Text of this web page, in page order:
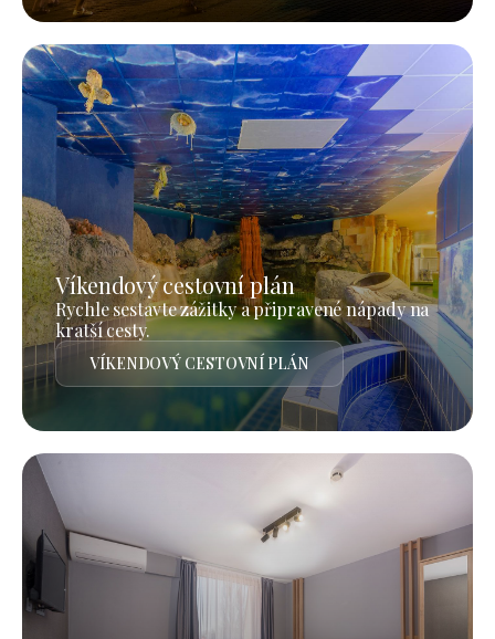
Víkendový cestovní plán
Rychle sestavte zážitky a připravené nápady na
kratší cesty.
VÍKENDOVÝ CESTOVNÍ PLÁN